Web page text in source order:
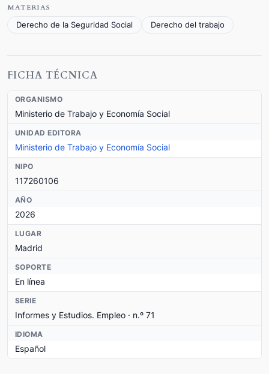
MATERIAS
Derecho de la Seguridad Social
Derecho del trabajo
FICHA TÉCNICA
ORGANISMO
Ministerio de Trabajo y Economía Social
UNIDAD EDITORA
Ministerio de Trabajo y Economía Social
NIPO
117260106
AÑO
2026
LUGAR
Madrid
SOPORTE
En línea
SERIE
Informes y Estudios. Empleo · n.º 71
IDIOMA
Español